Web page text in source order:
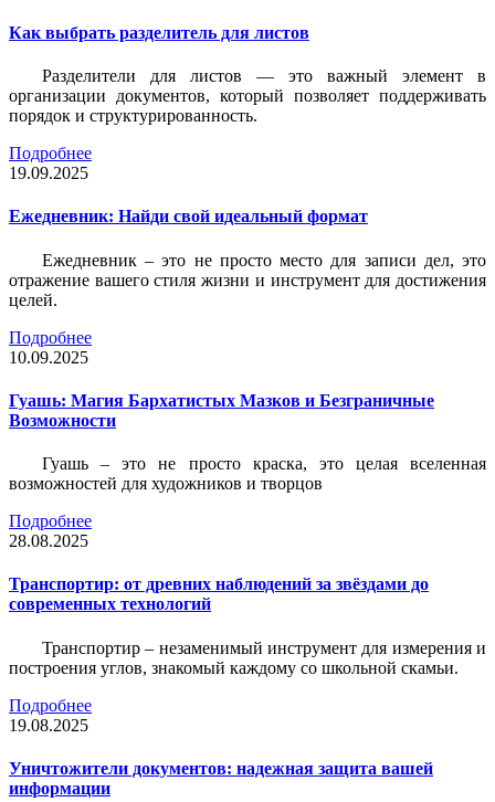
Как выбрать разделитель для листов
Разделители для листов — это важный элемент в
организации документов, который позволяет поддерживать
порядок и структурированность.
Подробнее
19.09.2025
Ежедневник: Найди свой идеальный формат
Ежедневник – это не просто место для записи дел, это
отражение вашего стиля жизни и инструмент для достижения
целей.
Подробнее
10.09.2025
Гуашь: Магия Бархатистых Мазков и Безграничные
Возможности
Гуашь – это не просто краска, это целая вселенная
возможностей для художников и творцов
Подробнее
28.08.2025
Транспортир: от древних наблюдений за звёздами до
современных технологий
Транспортир – незаменимый инструмент для измерения и
построения углов, знакомый каждому со школьной скамьи.
Подробнее
19.08.2025
Уничтожители документов: надежная защита вашей
информации